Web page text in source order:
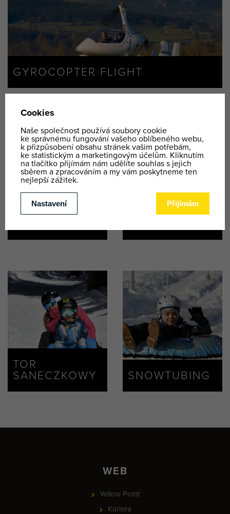
GYROCOPTER FLIGHT
RESORT
ŠPINDL
WYCIECZKA
TOR
SANECZKOWY
SNOWTUBING
WEB
Yellow Point
Kariera